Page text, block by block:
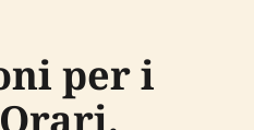
per i